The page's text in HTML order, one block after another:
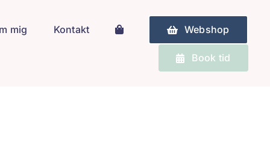
mig Kontakt Webshop
Book tid